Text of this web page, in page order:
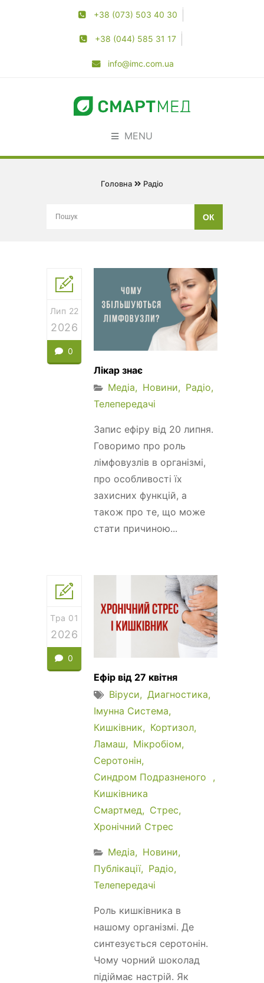
+38 (073) 503 40 30
+38 (044) 585 31 17
info@imc.com.ua
MENU
Головна Радіо
Лип 22
2026
0
Лікар знає
Медіа
Новини
Радіо
Телепередачі
Запис ефіру від 20 липня.
Говоримо про роль
лімфовузлів в організмі,
про особливості їх
захисних функцій, а
також про те, що може
стати причиною...
Тра 01
2026
0
Ефір від 27 квітня
Віруси
Диагностика
Імунна Система
Кишківник
Кортизол
Ламаш
Мікробіом
Серотонін
Синдром Подразненого
Кишківника
Смартмед
Стрес
Хронічний Стрес
Медіа
Новини
Публікації
Радіо
Телепередачі
Роль кишківника в
нашому організмі. Де
синтезується серотонін.
Чому чорний шоколад
підіймає настрій. Як